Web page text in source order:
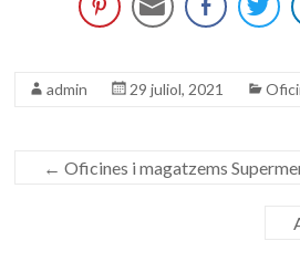
admin 29 juliol, 2021
← Oficines i magatzems